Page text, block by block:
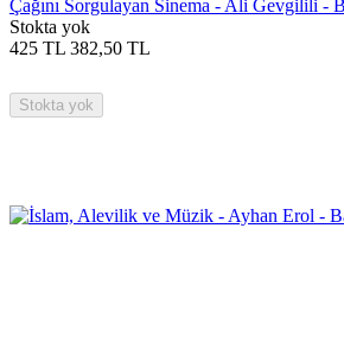
Çağını Sorgulayan Sinema - Ali Gevgilili -
Stokta yok
425 TL 382,50 TL
Stokta yok